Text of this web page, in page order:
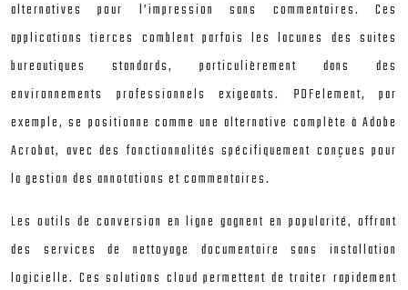
alternatives pour l’impression sans commentaires. Ces
applications tierces comblent parfois les lacunes des suites
bureautiques standards, particulièrement dans des
environnements professionnels exigeants. PDFelement, par
exemple, se positionne comme une alternative complète à Adobe
Acrobat, avec des fonctionnalités spécifiquement conçues pour
la gestion des annotations et commentaires.
Les outils de conversion en ligne gagnent en popularité, offrant
des services de nettoyage documentaire sans installation
logicielle. Ces solutions cloud permettent de traiter rapidement